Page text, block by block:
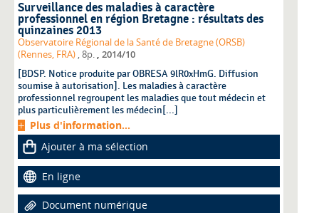
Surveillance des maladies à caractère
professionnel en région Bretagne : résultats des
quinzaines 2013
Observatoire Régional de la Santé de Bretagne (ORSB)
(Rennes, FRA) , 8p. , 2014/10
[BDSP. Notice produite par OBRESA 9lR0xHmG. Diffusion
soumise à autorisation]. Les maladies à caractère
professionnel regroupent les maladies que tout médecin et
plus particulièrement les médecin[...]
Plus d'information...
Ajouter à ma sélection
En ligne
Document numérique